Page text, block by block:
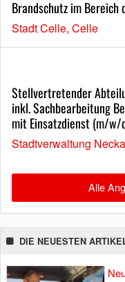
Brandschutz im
Stadt Celle, Celle
Stellvertretender
inkl. Sachbearbeitung
mit Einsatzdienst (m/w/
Stadtverwaltung
Alle
DIE NEUESTEN